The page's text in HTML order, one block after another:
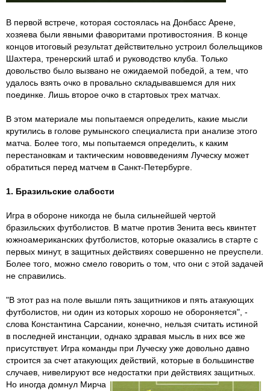
В первой встрече, которая состоялась на Донбасс Арене,
хозяева были явными фаворитами противостояния. В конце
концов итоговый результат действительно устроил болельщиков
Шахтера, тренерский штаб и руководство клуба. Только
довольство было вызвано не ожидаемой победой, а тем, что
удалось взять очко в провально складывавшемся для них
поединке. Лишь второе очко в стартовых трех матчах.
В этом материале мы попытаемся определить, какие мысли
крутились в голове румынского специалиста при анализе этого
матча. Более того, мы попытаемся определить, к каким
перестановкам и тактическим нововведениям Луческу может
обратиться перед матчем в Санкт-Петербурге.
1. Бразильские слабости
Игра в обороне никогда не была сильнейшей чертой
бразильских футболистов. В матче против Зенита весь квинтет
южноамериканских футболистов, которые оказались в старте с
первых минут, в защитных действиях совершенно не преуспели.
Более того, можно смело говорить о том, что они с этой задачей
не справились.
"В этот раз на поле вышли пять защитников и пять атакующих
футболистов, ни один из которых хорошо не обороняется", -
слова Константина Сарсании, конечно, нельзя считать истиной
в последней инстанции, однако здравая мысль в них все же
присутствует. Игра команды при Луческу уже довольно давно
строится за счет атакующих действий, которые в большинстве
случаев, нивелируют все недостатки при действиях защитных.
Но иногда домнул Мирча